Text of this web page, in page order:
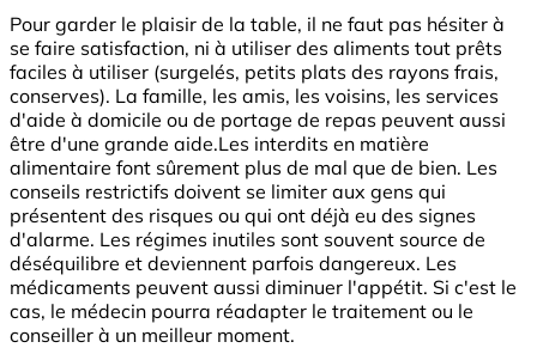
Pour garder le plaisir de la table, il ne faut pas hésiter à
se faire satisfaction, ni à utiliser des aliments tout prêts
faciles à utiliser (surgelés, petits plats des rayons frais,
conserves). La famille, les amis, les voisins, les services
d'aide à domicile ou de portage de repas peuvent aussi
être d'une grande aide.Les interdits en matière
alimentaire font sûrement plus de mal que de bien. Les
conseils restrictifs doivent se limiter aux gens qui
présentent des risques ou qui ont déjà eu des signes
d'alarme. Les régimes inutiles sont souvent source de
déséquilibre et deviennent parfois dangereux. Les
médicaments peuvent aussi diminuer l'appétit. Si c'est le
cas, le médecin pourra réadapter le traitement ou le
conseiller à un meilleur moment.